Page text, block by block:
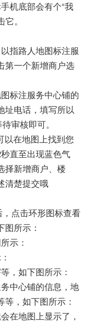
机底部会有个“我
。
指路人地图标注服
第一个新增商户选
标注服务中心铺的
址电话，填写所以
审核即可。
以在地图上找到您
直至出现蓝色气
择新增商户、楼
清楚提交哦
点击环形图标查看
所示：
示：
，如下图所示：
中心铺的信息，地
，如下图所示：
在地图上显示了，